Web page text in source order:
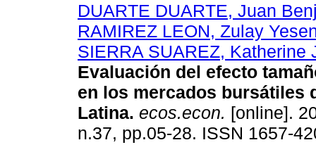
DUARTE DUARTE, Juan
RAMIREZ LEON, Zulay
SIERRA SUAREZ, Katherine
Evaluación del efecto
en los mercados bursátiles
Latina. ecos.econ. [online].
n.37, pp.05-28. ISSN 1657-